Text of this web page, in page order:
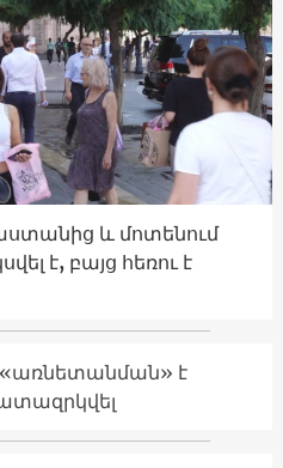
և մոտենում
է, բայց հեռու է
«առնետանման» է